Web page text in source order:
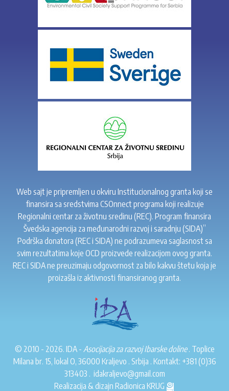
Web sajt je pripremljen u okviru Institucionalnog granta koji se
finansira sa sredstvima CSOnnect programa koji realizuje
Regionalni centar za životnu sredinu (REC). Program finansira
Švedska agencija za međunarodni razvoj i saradnju (SIDA)”
Podrška donatora (REC i SIDA) ne podrazumeva saglasnost sa
svim rezultatima koje OCD proizvede realizacijom ovog granta.
REC i SIDA ne preuzimaju odgovornost za bilo kakvu štetu koja je
proizašla iz aktivnosti finansiranog granta.
© 2010 - 2026. IDA - Asocijacija za razvoj Ibarske doline. Toplice
Milana br. 15, lokal O, 36000 Kraljevo . Srbija . Kontakt: +381 (0)36
313403 . idakraljevo@gmail.com
Realizacija & dizajn Radionica KRUG